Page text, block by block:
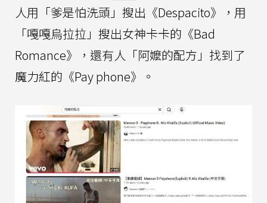
人用「爹是怕洗頭」搜出《Despacito》，用
「嘎嘎烏拉拉」搜出女神卡卡的《Bad
Romance》，還有人「阿嬤的配方」找到了
魔力紅的《Pay phone》。